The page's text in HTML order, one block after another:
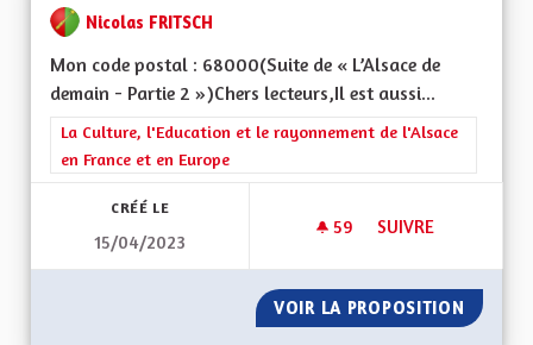
Nicolas FRITSCH
Mon code postal : 68000(Suite de « L’Alsace de
demain - Partie 2 »)Chers lecteurs,Il est aussi...
Filtrer les résultats de la catégorie : La Culture, l'Education et
La Culture, l'Education et le rayonnement de l'Alsace
en France et en Europe
CRÉÉ LE
15/04/2023
59 59 ABONNÉS
SUIVRE
VOIR LA PROPOSITION